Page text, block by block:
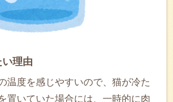
理由
温度を感じやすいので、猫が冷た
置いていた場合には、一時的に肉